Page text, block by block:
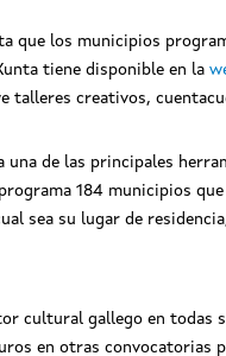
que los municipios
tiene disponible en la
talleres creativos,
de las principales
184 municipios
sea su lugar de
cultural gallego en todas
en otras convocatorias